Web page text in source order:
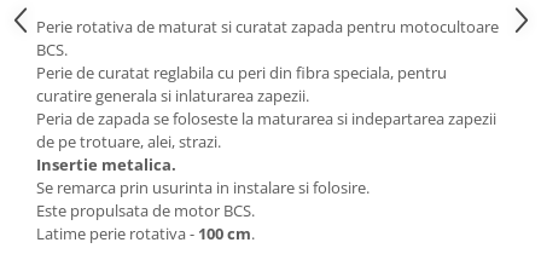
Sere si solarii
Plase si folii pentru gradinarit
Alte unelte de gradinarit
Echipamente de protectie pentru
gradina
Casti de protectie
Manusi de lucru
Ochelari de protectie
Perie rotativa de maturat si curatat zapada pentru motocultoare
BCS.
Perie de curatat reglabila cu peri din fibra speciala, pentru
curatire generala si inlaturarea zapezii.
Peria de zapada se foloseste la maturarea si indepartarea zapezii
de pe trotuare, alei, strazi.
Insertie metalica.
Se remarca prin usurinta in instalare si folosire.
Este propulsata de motor BCS.
Latime perie rotativa - 100 cm.